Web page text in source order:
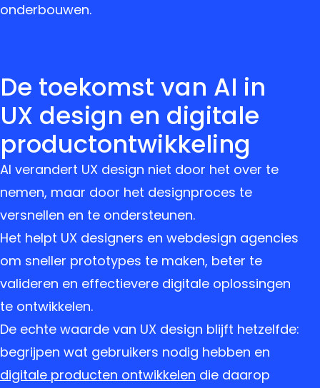
onderbouwen.
De toekomst van AI in
UX design en digitale
productontwikkeling
AI verandert UX design niet door het over te
nemen, maar door het designproces te
versnellen en te ondersteunen.
Het helpt UX designers en webdesign agencies
om sneller prototypes te maken, beter te
valideren en effectievere digitale oplossingen
te ontwikkelen.
De echte waarde van UX design blijft hetzelfde:
begrijpen wat gebruikers nodig hebben en
digitale producten ontwikkelen die daarop